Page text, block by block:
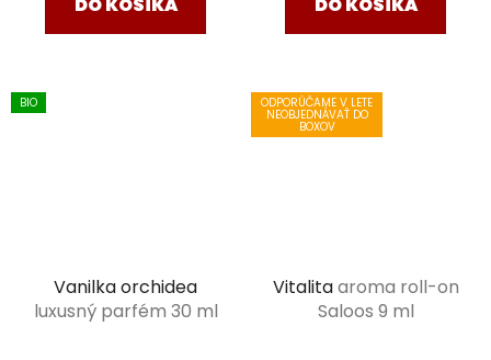
DO KOŠÍKA DO KOŠÍKA
BIO
Vanilka orchidea
luxusný parfém 30 ml
ODPORÚČAME V LETE
NEOBJEDNÁVAŤ DO
BOXOV
Vitalitaaroma roll-on
Saloos 9 ml